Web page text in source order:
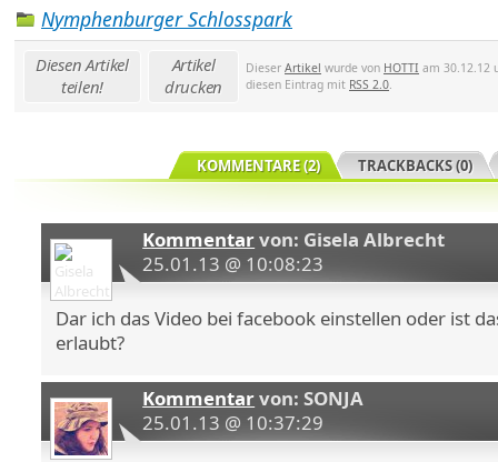
Nymphenburger Schlosspark
Diesen Artikel
teilen!
Artikel
drucken
Dieser Artikel wurde von HOTTI am 30.12.12
diesen Eintrag mit RSS 2.0
TRACKBACKS (0)
KOMMENTARE (2)
Kommentarvon: Gisela Albrecht
25.01.13 @ 10:08:23
Dar ich das Video bei facebook einstellen oder ist
erlaubt?
Kommentarvon: SONJA
25.01.13 @ 10:37:29